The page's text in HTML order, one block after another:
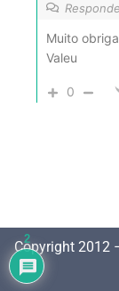
Muito
Valeu
0
Copyright 2012
2